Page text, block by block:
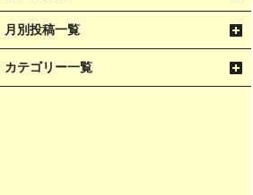
月別投稿一覧
カテゴリー一覧